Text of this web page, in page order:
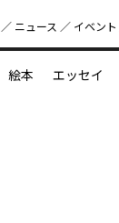
好書好日
ニュース イベント
絵本 エッセイ